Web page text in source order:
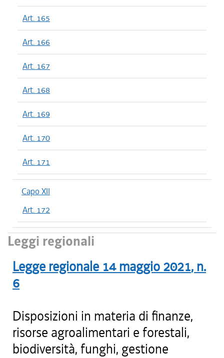
Art. 165
Art. 166
Art. 167
Art. 168
Art. 169
Art. 170
Art. 171
Capo XII
Art. 172
Leggi regionali
Legge regionale 14 maggio 2021, n.
6
Disposizioni in materia di finanze,
risorse agroalimentari e forestali,
biodiversità, funghi, gestione